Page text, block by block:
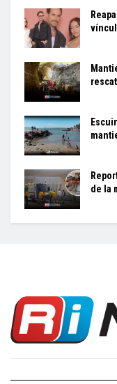
de la